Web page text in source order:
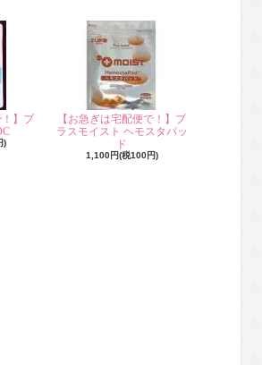
】プ
)
【お急ぎは宅配便で！】プ
ラスモイスト ヘモスタパッ
ド
1,100円(税100円)